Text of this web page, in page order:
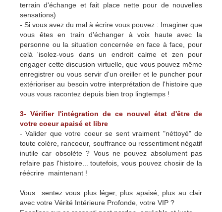
terrain d'échange et fait place nette pour de nouvelles
sensations)
- Si vous avez du mal à écrire vous pouvez : Imaginer que
vous êtes en train d'échanger à voix haute avec la
personne ou la situation concernée en face à face, pour
celà 'isolez-vous dans un endroit calme et zen pour
engager cette discusion virtuelle, que vous pouvez même
enregistrer ou vous servir d'un oreiller et le puncher pour
extérioriser au besoin votre interprétation de l'histoire que
vous vous racontez depuis bien trop lingtemps !
3- Vérifier l'intégration de ce nouvel état d'être de
votre coeur apaisé et libre
- Valider que votre coeur se sent vraiment "néttoyé" de
toute colère, rancoeur, souffrance ou ressentiment négatif
inutile car obsolète ? Vous ne pouvez absolument pas
refaire pas l'histoire... toutefois, vous pouvez chosiir de la
réécrire maintenant !
Vous sentez vous plus léger, plus apaisé, plus au clair
avec votre Vérité Intérieure Profonde, votre VIP ?